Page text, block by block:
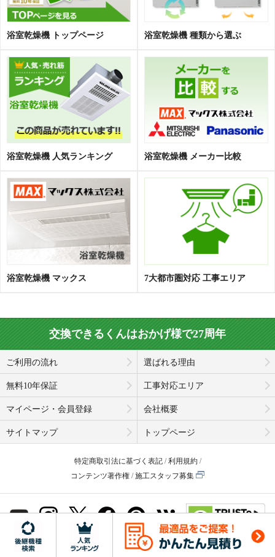
浴室乾燥機 トップページ 浴室乾燥機 種類から選ぶ
浴室乾燥機 人気ランキング 浴室乾燥機 メーカー比較
浴室乾燥機 マックス 7大都市圏対応 工事エリア
交換できるくんはおかげ様で27周年
ご利用の流れ 選ばれる理由
無料10年保証 工事対応エリア
マイページ・会員登録 会社概要
サイトマップ トップページ
特定商取引法に基づく表記
利用規約
コンテンツ著作権
施工スタッフ募集
© Koukandekirukun, Inc. 2001-2026